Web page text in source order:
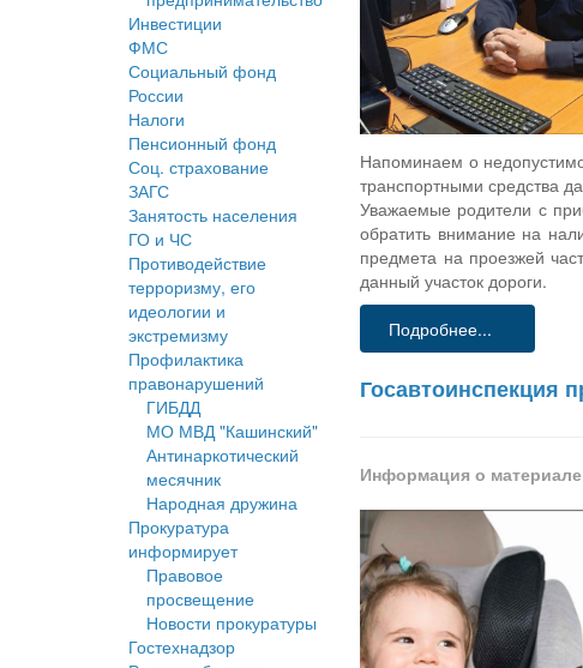
Инвестиции
ФМС
Социальный фонд
России
Налоги
Пенсионный фонд
Соц. страхование
ЗАГС
Занятость населения
ГО и ЧС
Противодействие
терроризму, его
идеологии и
экстремизму
Профилактика
правонарушений
ГИБДД
МО МВД "Кашинский"
Антинаркотический
месячник
Народная дружина
Прокуратура
информирует
Правовое
просвещение
Новости прокуратуры
Гостехнадзор
Напоминаем о
транспортными средства
Уважаемые родители с
обратить внимание на
предмета на проезжей
данный участок дороги.
Подробнее...
Госавтоинспекция
Информация о материале